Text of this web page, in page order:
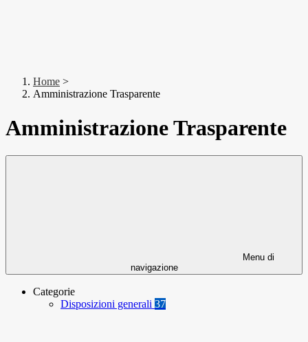
Home >
Amministrazione Trasparente
Amministrazione Trasparente
Menu di
navigazione
Categorie
Disposizioni generali 37